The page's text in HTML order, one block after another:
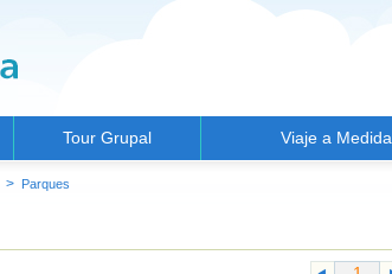
Tour Grupal Viaje a Medida
> Parques